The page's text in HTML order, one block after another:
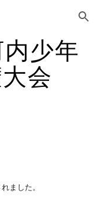
Skip to navigation
少年
会
ました。